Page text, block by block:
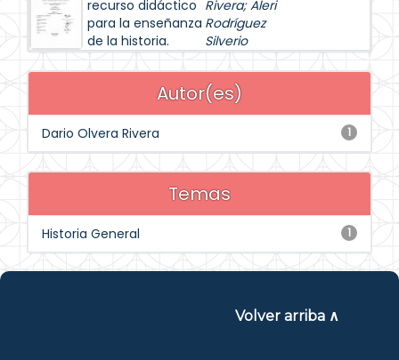
recurso didáctico
para la enseñanza
de la historia.
Rivera;Aleri
Rodríguez
Silverio
Autor(es)
1
Dario Olvera Rivera
Temas
1
Historia General
Volver arriba ∧